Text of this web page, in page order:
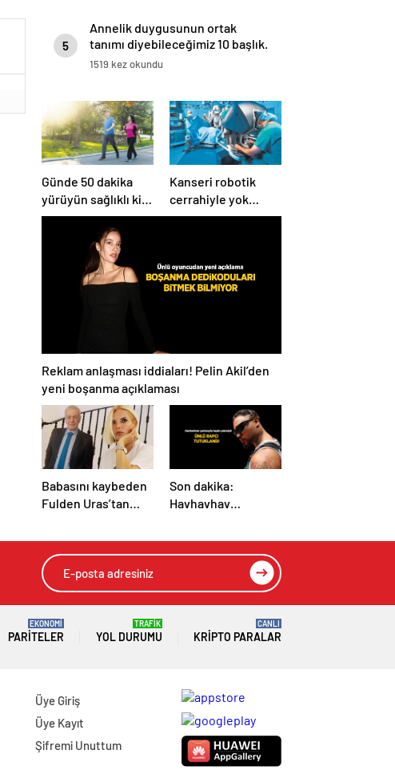
5
Annelik duygusunun ortak
tanımı diyebileceğimiz 10 başlık.
1519 kez okundu
Günde 50 dakika
yürüyün sağlıklı kilo
verin
Kanseri robotik
cerrahiyle yok
ediyor
Reklam anlaşması iddiaları! Pelin Akil’den
yeni boşanma açıklaması
Babasını kaybeden
Fulden Uras’tan
paylaşım! ‘Nurlarda
uyu’
Son dakika:
Havhavhav
Lvbel C5 tutuklandı
PARITELER
EKONOMİ
YOL DURUMU
TRAFİK
KRIPTO PARALAR
CANLI
Üye Giriş
Üye Kayıt
Şifremi Unuttum